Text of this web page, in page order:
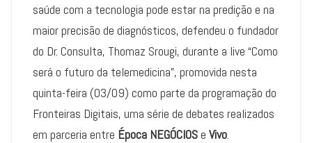
saúde com a tecnologia pode estar na predição e na
maior precisão de diagnósticos, defendeu o fundador
do Dr. Consulta, Thomaz Srougi, durante a live “Como
será o futuro da telemedicina”, promovida nesta
quinta-feira (03/09) como parte da programação do
Fronteiras Digitais, uma série de debates realizados
em parceria entre Época NEGÓCIOSe Vivo.